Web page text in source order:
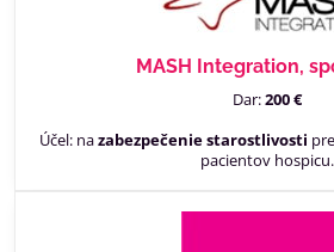
MASH Integration,
Dar:200 €
Účel: nazabezpečenie starostlivosti
pacientov hospicu.